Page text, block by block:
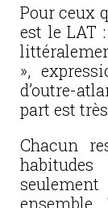
Pour ceux
est le LAT :
»,
d’outre-
part est
Chacun